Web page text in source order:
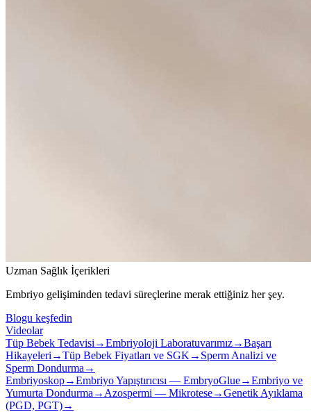
Uzman Sağlık İçerikleri
Embriyo gelişiminden tedavi süreçlerine merak ettiğiniz her şey.
Blogu keşfedin
Videolar
Tüp Bebek Tedavisi →Embriyoloji Laboratuvarımız→Başarı
Hikayeleri →Tüp Bebek Fiyatları ve SGK → Sperm Analizi ve
Sperm Dondurma →
Embriyoskop→Embriyo Yapıştırıcısı — EmbryoGlue→Embriyo ve
Yumurta Dondurma → Azospermi — Mikrotese→Genetik Ayıklama
(PGD, PGT)→